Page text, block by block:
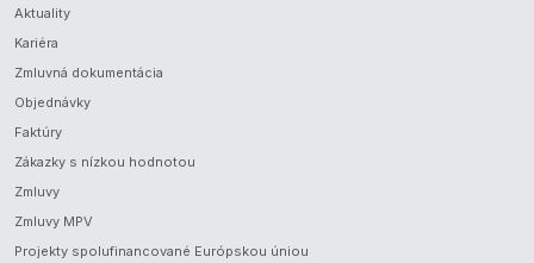
Aktuality
Kariéra
Zmluvná dokumentácia
Objednávky
Faktúry
Zákazky s nízkou hodnotou
Zmluvy
Zmluvy MPV
Projekty spolufinancované Európskou úniou